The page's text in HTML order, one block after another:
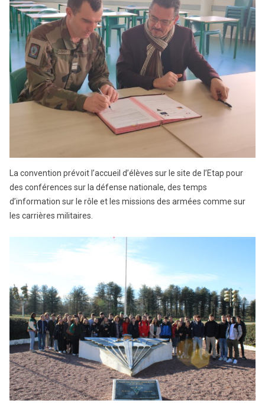
La convention prévoit l’accueil d’élèves sur le site de l’Etap pour
des conférences sur la défense nationale, des temps
d’information sur le rôle et les missions des armées comme sur
les carrières militaires.